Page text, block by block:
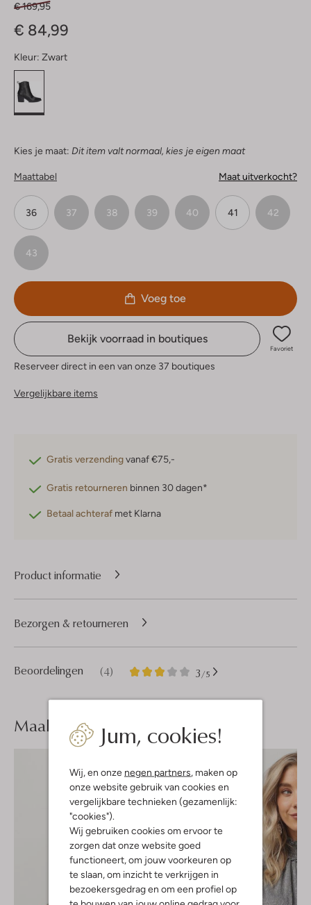
Jum, cookies!
Wij, en onze negen partners, maken op
onze website gebruik van cookies en
vergelijkbare technieken (gezamenlijk:
"cookies").
Wij gebruiken cookies om ervoor te
zorgen dat onze website goed
functioneert, om jouw voorkeuren op
te slaan, om inzicht te verkrijgen in
bezoekersgedrag en om een profiel op
€ 169,95
€ 84,99
Kleur: Zwart
Kies je maat: Dit item valt normaal, kies je eigen maat
Maattabel Maat uitverkocht?
36 37 38 39 40 41 42
43
Voeg toe
Bekijk voorraad in boutiques
Favoriet
Reserveer direct in een van onze 37 boutiques
Vergelijkbare items
Gratis verzendingvanaf €75,-
Gratis retourneren binnen 30 dagen*
Betaal achteraf met Klarna
Product informatie
Beoordelingen (4) 3/5
4
3
Bezorgen & retourneren
Maak je look compleet